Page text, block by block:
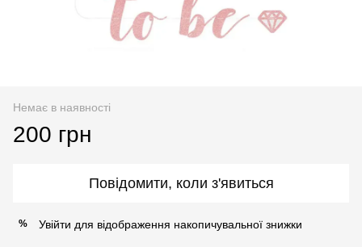
Немає в наявності
200 грн
Повідомити, коли з'явиться
% Увійти для відображення накопичувальної знижки